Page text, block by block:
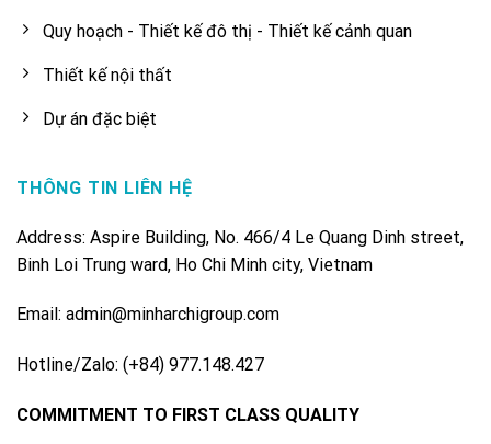
Quy hoạch - Thiết kế đô thị - Thiết kế cảnh quan
Thiết kế nội thất
Dự án đặc biệt
THÔNG TIN LIÊN HỆ
Address: Aspire Building, No. 466/4 Le Quang Dinh street,
Binh Loi Trung ward, Ho Chi Minh city, Vietnam
Email: admin@minharchigroup.com
Hotline/Zalo: (+84) 977.148.427
COMMITMENT TO FIRST CLASS QUALITY